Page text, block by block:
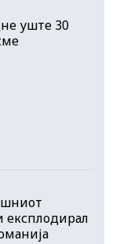
уште 30
експлодирал